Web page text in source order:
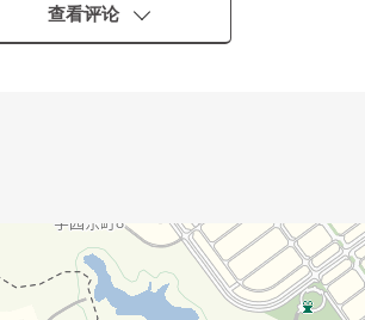
步入式衣帽间有
论是如有意向，请跟我们联系。
查看评论